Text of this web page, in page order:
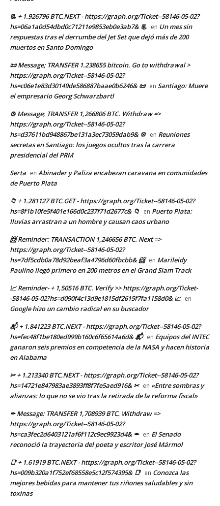
📃 + 1.926796 BTC.NEXT - https://graph.org/Ticket--58146-05-02?
hs=06a1a0d54dbd0c71211e9853eb0e3ab7& 📃 en Un mes sin
respuestas tras el derrumbe del Jet Set que dejó más de 200
muertos en Santo Domingo
📜 Message; TRANSFER 1.238655 bitcoin. Go to withdrawal >
https://graph.org/Ticket--58146-05-02?
hs=c06e1e83d30149de586887baae0b6246& 📜 en Santiago: Muere
el empresario Georg Schwarzbartl
⚙ Message; TRANSFER 1,266806 BTC. Withdraw =>
https://graph.org/Ticket--58146-05-02?
hs=d37611bd948867be131a3ec73059dab9& ⚙ en Reuniones
secretas en Santiago: los juegos ocultos tras la carrera
presidencial del PRM
Serta en Abinader y Paliza encabezan caravana en comunidades
de Puerto Plata
📁 + 1.281127 BTC.GET - https://graph.org/Ticket--58146-05-02?
hs=8f1b10fe5f401e166d0c237f71d2677c& 📁 en Puerto Plata:
lluvias arrastran a un hombre y causan caos urbano
📨 Reminder: TRANSACTION 1,246656 BTC. Next =>
https://graph.org/Ticket--58146-05-02?
hs=7df5cdb0a78d92beaf3a4796d60fbcbb& 📨 en Marileidy
Paulino llegó primero en 200 metros en el Grand Slam Track
📈 Reminder- + 1,50516 BTC. Verify >> https://graph.org/Ticket-
-58146-05-02?hs=d090f4c13d9e1815df2615f7fa1158d0& 📈 en
Google hizo un cambio radical en su buscador
📬 + 1.841223 BTC.NEXT - https://graph.org/Ticket--58146-05-02?
hs=fec48f1be180ed999b160c6f65614a6d& 📬 en Equipos del INTEC
ganaron seis premios en competencia de la NASA y hacen historia
en Alabama
✂ + 1.213340 BTC.NEXT - https://graph.org/Ticket--58146-05-02?
hs=14721e847983ae3893ff8f7fe5aed916& ✂ en «Entre sombras y
alianzas: lo que no se vio tras la retirada de la reforma fiscal»
✒ Message: TRANSFER 1,708939 BTC. Withdraw =>
https://graph.org/Ticket--58146-05-02?
hs=ca3fec2d6403121af6f112c9ec9923d4& ✒ en El Senado
reconoció la trayectoria del poeta y escritor José Mármol
📑 + 1.61919 BTC.NEXT - https://graph.org/Ticket--58146-05-02?
hs=009b320a1f752ef68558e5c12f574395& 📑 en Conozca las
mejores bebidas para mantener tus riñones saludables y sin
toxinas